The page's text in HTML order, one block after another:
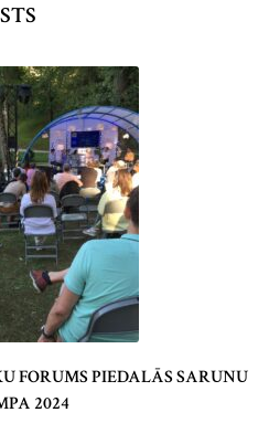
FORUMS PIEDALĀS SARUNU
2024